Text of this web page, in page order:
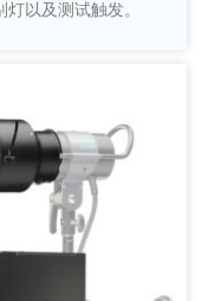
以及测试触发。